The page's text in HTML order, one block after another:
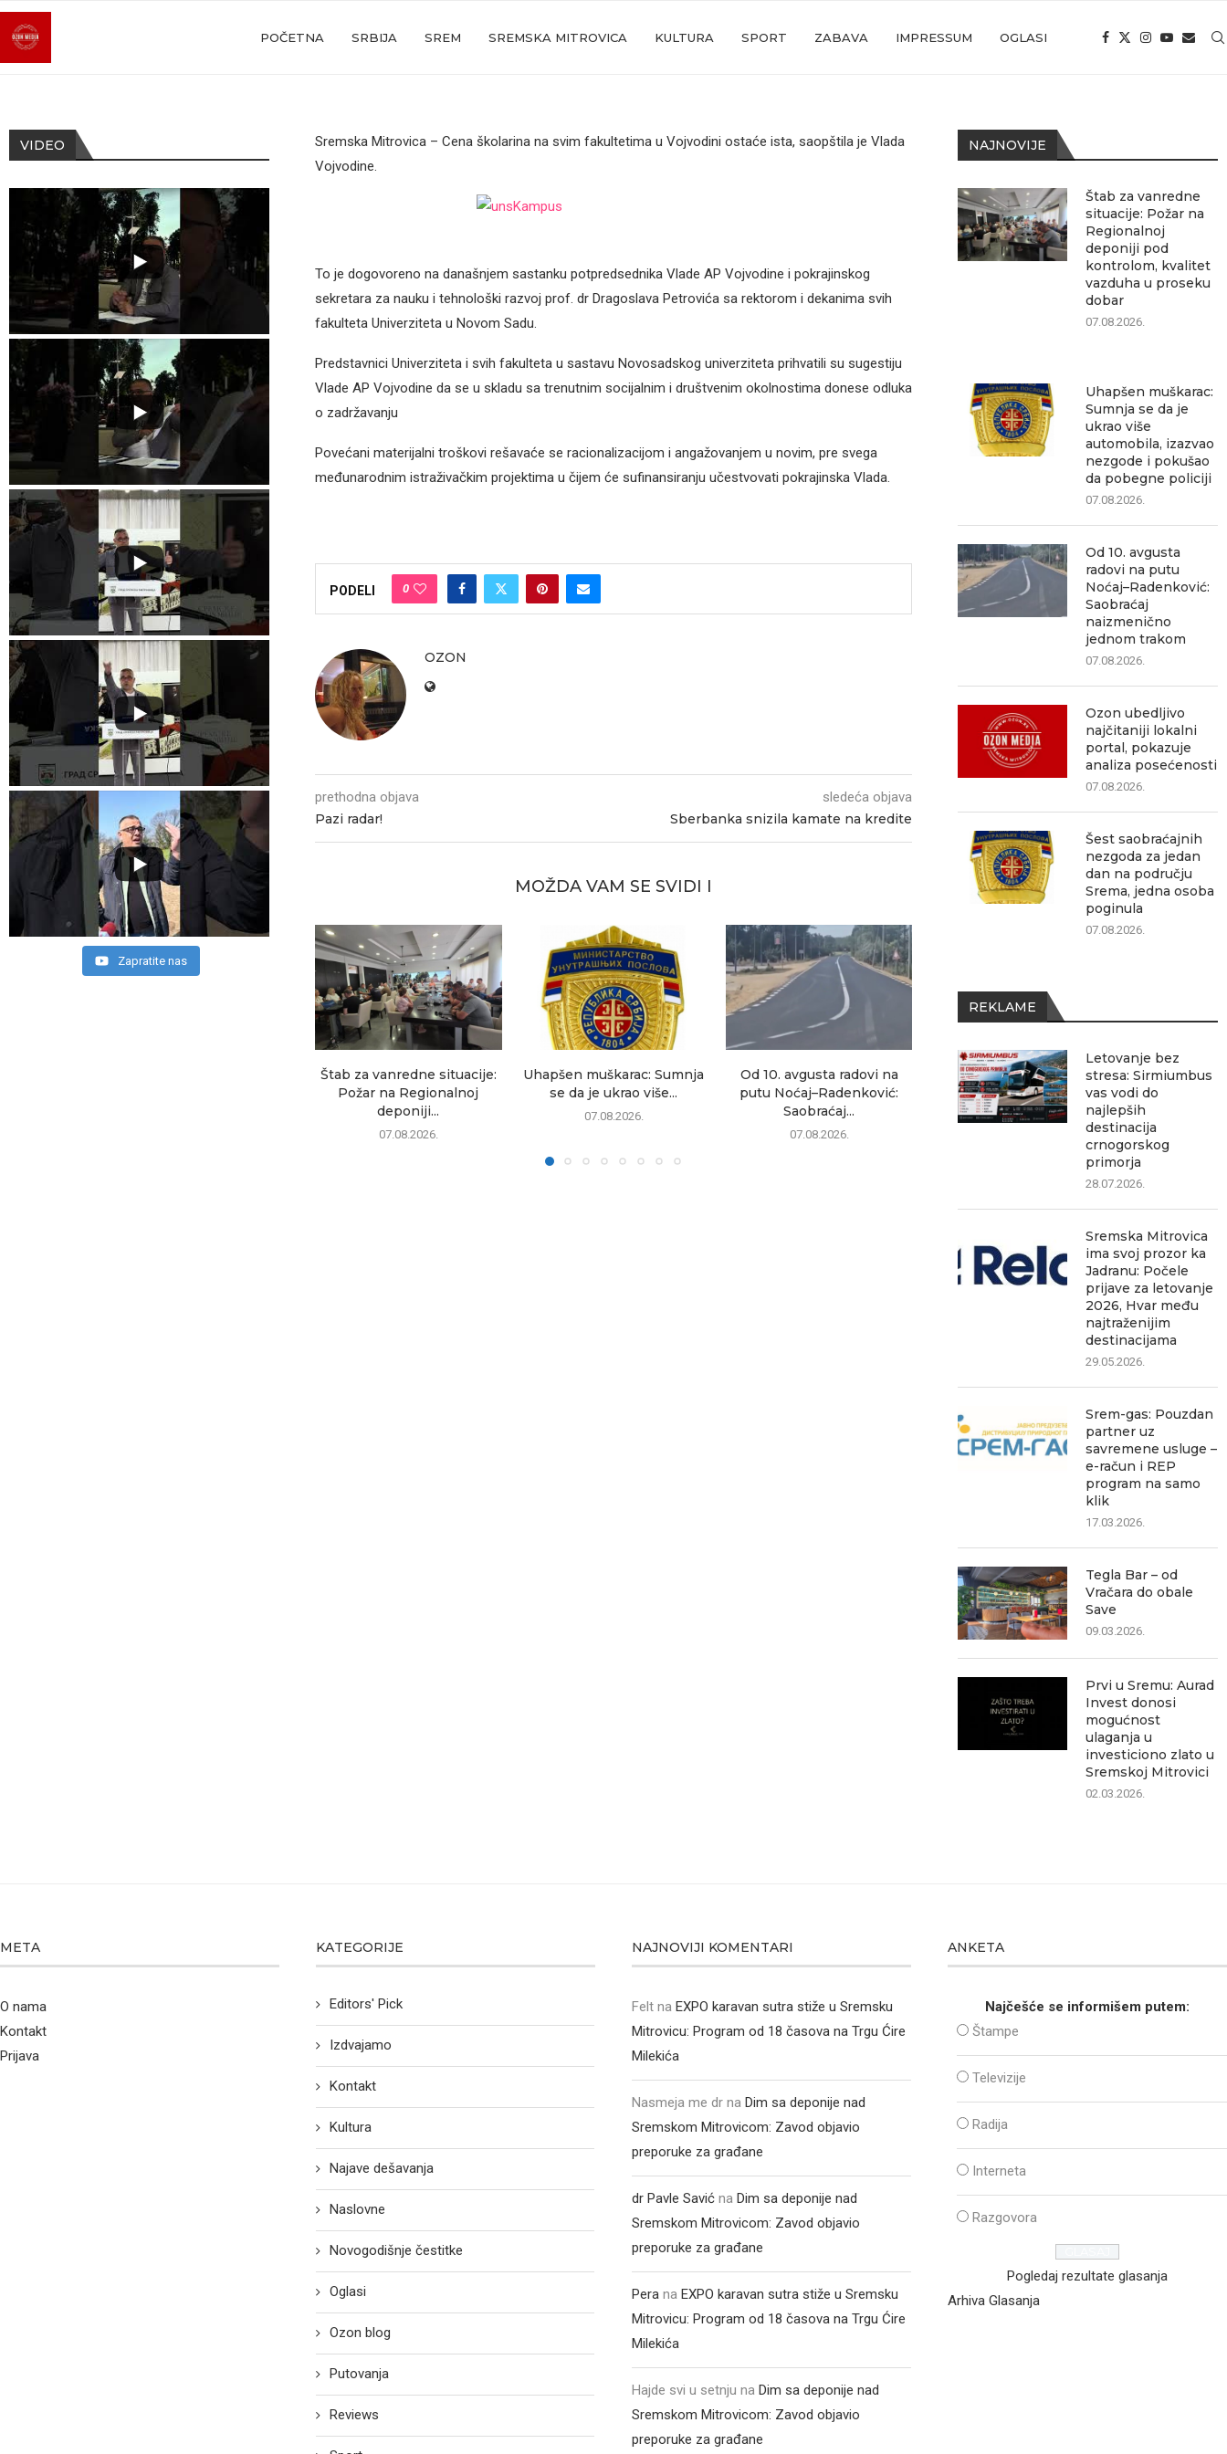
POČETNA SRBIJA SREM SREMSKA MITROVICA KULTURA SPORT ZABAVA IMPRESSUM OGLASI
Sremska Mitrovica – Cena školarina na svim fakultetima u Vojvodini ostaće ista, saopštila je Vlada
Vojvodine.
To je dogovoreno na današnjem sastanku potpredsednika Vlade AP Vojvodine i pokrajinskog
sekretara za nauku i tehnološki razvoj prof. dr Dragoslava Petrovića sa rektorom i dekanima svih
fakulteta Univerziteta u Novom Sadu.
Predstavnici Univerziteta i svih fakulteta u sastavu Novosadskog univerziteta prihvatili su sugestiju
Vlade AP Vojvodine da se u skladu sa trenutnim socijalnim i društvenim okolnostima donese odluka
o zadržavanju
Povećani materijalni troškovi rešavaće se racionalizacijom i angažovanjem u novim, pre svega
međunarodnim istraživačkim projektima u čijem će sufinansiranju učestvovati pokrajinska Vlada.
PODELI 0
OZON
prethodna objava
Pazi radar!
sledeća objava
Sberbanka snizila kamate na kredite
MOŽDA VAM SE SVIDI I
Štab za vanredne situacije:
Požar na Regionalnoj
deponiji...
07.08.2026.
Uhapšen muškarac: Sumnja
se da je ukrao više...
07.08.2026.
Od 10. avgusta radovi na
putu Noćaj–Radenković:
Saobraćaj...
07.08.2026.
Ozon ubedljivo najčitaniji
lokalni portal, pokazuje
analiza posećenosti
Šest
za jedan
NAJNOVIJE
Štab za vanredne
situacije: Požar na
Regionalnoj
deponiji pod
kontrolom, kvalitet
vazduha u proseku
dobar
07.08.2026.
Uhapšen muškarac:
Sumnja se da je
ukrao više
automobila, izazvao
nezgode i pokušao
da pobegne policiji
07.08.2026.
Od 10. avgusta
radovi na putu
Noćaj–Radenković:
Saobraćaj
naizmenično
jednom trakom
07.08.2026.
Ozon ubedljivo
najčitaniji lokalni
portal, pokazuje
analiza posećenosti
07.08.2026.
Šest saobraćajnih
nezgoda za jedan
dan na području
Srema, jedna osoba
poginula
07.08.2026.
REKLAME
Letovanje bez
stresa: Sirmiumbus
vas vodi do
najlepših
destinacija
crnogorskog
primorja
28.07.2026.
Sremska Mitrovica
ima svoj prozor ka
Jadranu: Počele
prijave za letovanje
2026, Hvar među
najtraženijim
destinacijama
29.05.2026.
Srem-gas: Pouzdan
partner uz
savremene usluge –
e-račun i REP
program na samo
klik
17.03.2026.
Tegla Bar – od
Vračara do obale
Save
09.03.2026.
Prvi u Sremu: Aurad
Invest donosi
mogućnost
ulaganja u
investiciono zlato u
Sremskoj Mitrovici
02.03.2026.
VIDEO
Zapratite nas
META
O nama
Kontakt
Prijava
KATEGORIJE
Editors' Pick
Izdvajamo
Kontakt
Kultura
Najave dešavanja
Naslovne
Novogodišnje čestitke
Oglasi
Ozon blog
Putovanja
Reviews
NAJNOVIJI KOMENTARI
Felt naEXPO karavan sutra stiže u Sremsku
Mitrovicu: Program od 18 časova na Trgu Ćire
Milekića
Nasmeja me dr naDim sa deponije nad
Sremskom Mitrovicom: Zavod objavio
preporuke za građane
dr Pavle Savić naDim sa deponije nad
Sremskom Mitrovicom: Zavod objavio
preporuke za građane
Pera naEXPO karavan sutra stiže u Sremsku
Mitrovicu: Program od 18 časova na Trgu Ćire
Milekića
Hajde svi u setnju naDim sa deponije nad
Sremskom Mitrovicom: Zavod objavio
preporuke za građane
ANKETA
Najčešće se informišem putem:
Štampe
Televizije
Radija
Interneta
Razgovora
Pogledaj rezultate glasanja
Arhiva Glasanja